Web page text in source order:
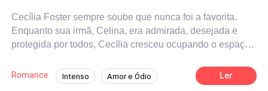
Cecília Foster sempre soube que nunca foi a favorita.
Enquanto sua irmã, Celina, era admirada, desejada e
protegida por todos, Cecília cresceu ocupando o espaço
acreditava finalmente ter conquistado algo só seu… até
descobrir que seu noivo estava tendo um caso com a
Romance Intenso Amor e Ódio Ler